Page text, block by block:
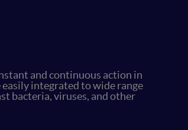
and continuous action in
easily integrated to wide range
bacteria, viruses, and other